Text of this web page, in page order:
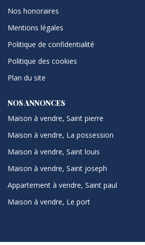
Nos honoraires
Mentions légales
Politique de confidentialité
Politique des cookies
Plan du site
NOS ANNONCES
Maison à vendre, Saint pierre
Maison à vendre, La possession
Maison à vendre, Saint louis
Maison à vendre, Saint joseph
Appartement à vendre, Saint paul
Maison à vendre, Le port